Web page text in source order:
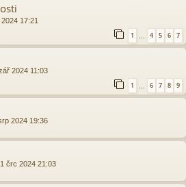
17:21
1 … 4 5 6 7
2024 11:03
1 … 6 7 8 9
2024 19:36
črc 2024 21:03